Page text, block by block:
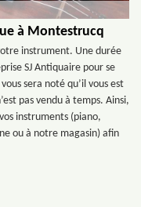
à Montestrucq
instrument. Une durée
SJ Antiquaire pour se
sera noté qu’il vous est
pas vendu à temps. Ainsi,
instruments (piano,
ou à notre magasin) afin